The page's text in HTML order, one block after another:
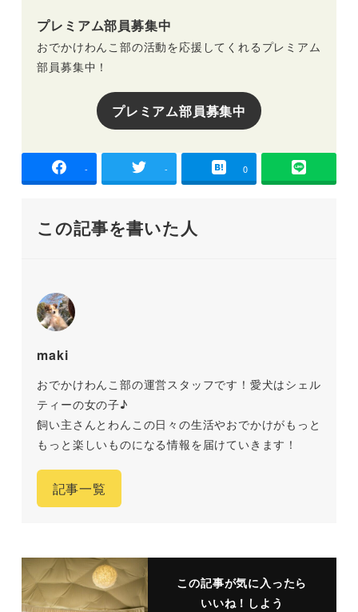
プレミアム部員募集中
おでかけわんこ部の活動を応援してくれるプレミアム
部員募集中！
プレミアム部員募集中
- - 0
この記事を書いた人
maki
おでかけわんこ部の運営スタッフです！愛犬はシェル
ティーの女の子♪
飼い主さんとわんこの日々の生活やおでかけがもっと
もっと楽しいものになる情報を届けていきます！
記事一覧
この記事が気に入ったら
いいね！しよう